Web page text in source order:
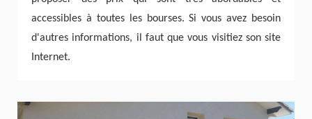
accessibles à toutes les bourses. Si vous avez besoin
d'autres informations, il faut que vous visitiez son site
Internet.